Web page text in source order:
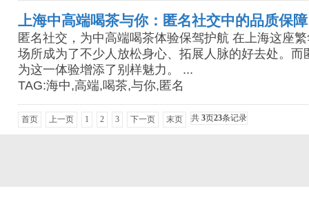
上海中高端喝茶与你：匿名社交中的品质保障
匿名社交，为中高端喝茶体验保驾护航 在上海这座
场所成为了不少人放松身心、拓展人脉的好去处。而
为这一体验增添了别样魅力。 ...
TAG:海中,高端,喝茶,与你,匿名
首页 上一页 1 2 3 下一页 末页 共 3页23条记录